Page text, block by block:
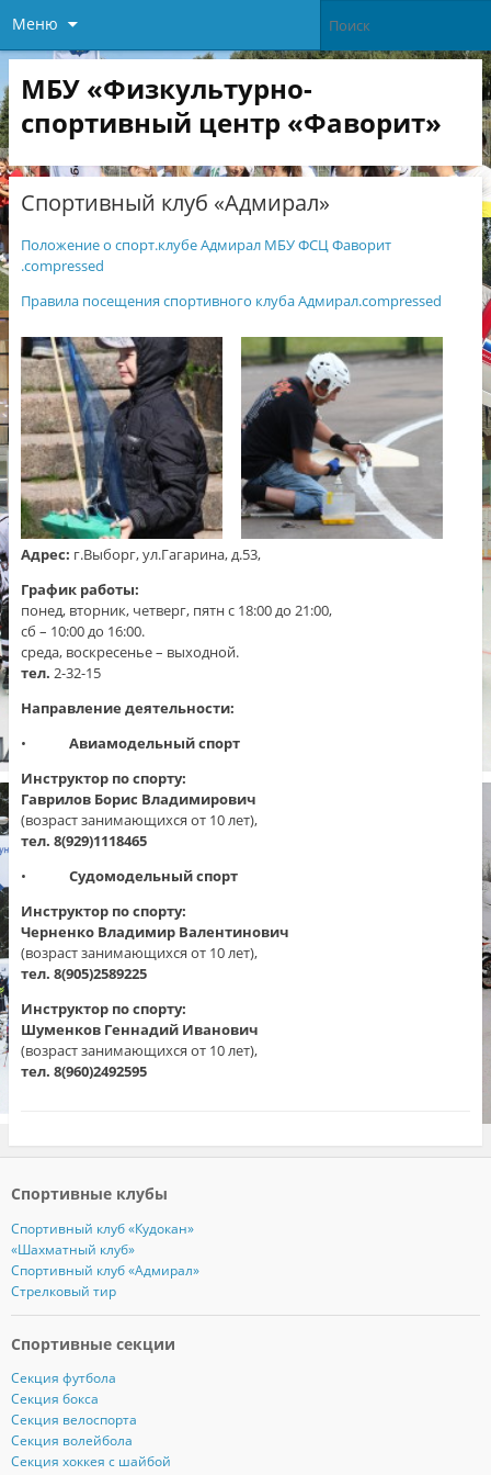
Меню
МБУ «Физкультурно-
спортивный центр «Фаворит»
Спортивный клуб «Адмирал»
Положение о спорт.клубе Адмирал МБУ ФСЦ Фаворит
.compressed
Правила посещения спортивного клуба Адмирал.compressed
Адрес: г.Выборг, ул.Гагарина, д.53,
График работы:
понед, вторник, четверг, пятн с 18:00 до 21:00,
сб – 10:00 до 16:00.
среда, воскресенье – выходной.
тел. 2-32-15
Направление деятельности:
• Авиамодельный спорт
Инструктор по спорту:
Гаврилов Борис Владимирович
(возраст занимающихся от 10 лет),
тел. 8(929)1118465
• Судомодельный спорт
Инструктор по спорту:
Черненко Владимир Валентинович
(возраст занимающихся от 10 лет),
тел. 8(905)2589225
Инструктор по спорту:
Шуменков Геннадий Иванович
(возраст занимающихся от 10 лет),
тел. 8(960)2492595
Спортивные клубы
Спортивный клуб «Кудокан»
«Шахматный клуб»
Спортивный клуб «Адмирал»
Стрелковый тир
Спортивные секции
Секция футбола
Секция бокса
Секция велоспорта
Секция волейбола
Секция хоккея с шайбой